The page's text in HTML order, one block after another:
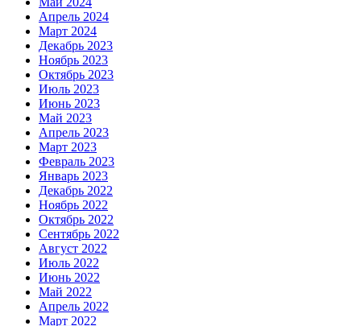
Апрель 2024
Март 2024
Декабрь 2023
Ноябрь 2023
Октябрь 2023
Июль 2023
Июнь 2023
Май 2023
Апрель 2023
Март 2023
Февраль 2023
Январь 2023
Декабрь 2022
Ноябрь 2022
Октябрь 2022
Сентябрь 2022
Август 2022
Июль 2022
Июнь 2022
Май 2022
Апрель 2022
Март 2022